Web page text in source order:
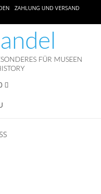
ZAHLUNG UND VERSAND
FÜR MUSEEN